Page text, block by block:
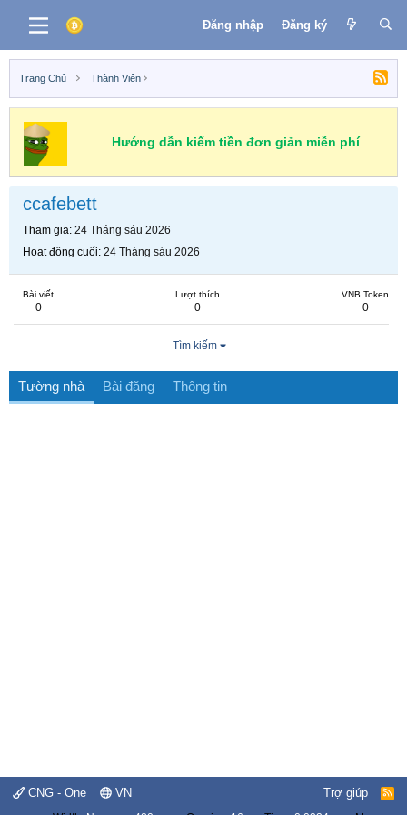
Đăng nhập Đăng ký
Trang Chủ Thành Viên
Hướng dẫn kiếm tiền đơn giản miễn phí
ccafebett
Tham gia 24 Tháng sáu 2026
Hoạt động cuối 24 Tháng sáu 2026
Bài viết
0
Lượt thích
0
VNB Token
0
Tìm kiếm
Tường nhà Bài đăng Thông tin
CNG - One VN Trợ giúp
R